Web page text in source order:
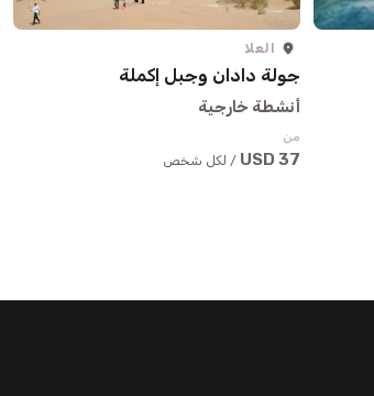
العلا
جولة دادان وجبل إكملة
أنشطة خارجية
من
37 USD / لكل شخص